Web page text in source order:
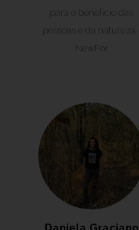
para o benefício das
pessoas e da natureza -
NewFor